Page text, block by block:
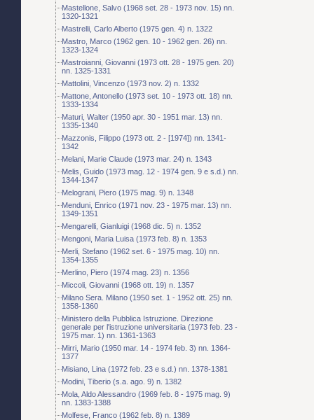
Mastellone, Salvo (1968 set. 28 - 1973 nov. 15) nn.
1320-1321
Mastrelli, Carlo Alberto (1975 gen. 4) n. 1322
Mastro, Marco (1962 gen. 10 - 1962 gen. 26) nn.
1323-1324
Mastroianni, Giovanni (1973 ott. 28 - 1975 gen. 20)
nn. 1325-1331
Mattolini, Vincenzo (1973 nov. 2) n. 1332
Mattone, Antonello (1973 set. 10 - 1973 ott. 18) nn.
1333-1334
Maturi, Walter (1950 apr. 30 - 1951 mar. 13) nn.
1335-1340
Mazzonis, Filippo (1973 ott. 2 - [1974]) nn. 1341-
1342
Melani, Marie Claude (1973 mar. 24) n. 1343
Melis, Guido (1973 mag. 12 - 1974 gen. 9 e s.d.) nn.
1344-1347
Melograni, Piero (1975 mag. 9) n. 1348
Menduni, Enrico (1971 nov. 23 - 1975 mar. 13) nn.
1349-1351
Mengarelli, Gianluigi (1968 dic. 5) n. 1352
Mengoni, Maria Luisa (1973 feb. 8) n. 1353
Merli, Stefano (1962 set. 6 - 1975 mag. 10) nn.
1354-1355
Merlino, Piero (1974 mag. 23) n. 1356
Miccoli, Giovanni (1968 ott. 19) n. 1357
Milano Sera. Milano (1950 set. 1 - 1952 ott. 25) nn.
1358-1360
Ministero della Pubblica Istruzione. Direzione
generale per l'istruzione universitaria (1973 feb. 23 -
1975 mar. 1) nn. 1361-1363
Mirri, Mario (1950 mar. 14 - 1974 feb. 3) nn. 1364-
1377
Misiano, Lina (1972 feb. 23 e s.d.) nn. 1378-1381
Modini, Tiberio (s.a. ago. 9) n. 1382
Mola, Aldo Alessandro (1969 feb. 8 - 1975 mag. 9)
nn. 1383-1388
Molfese, Franco (1962 feb. 8) n. 1389